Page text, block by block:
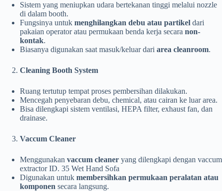
Sistem yang meniupkan udara bertekanan tinggi melalui nozzle
di dalam booth.
Fungsinya untuk menghilangkan debu atau partikel dari
pakaian operator atau permukaan benda kerja secara non-
kontak.
Biasanya digunakan saat masuk/keluar dari area cleanroom.
Cleaning Booth System
Ruang tertutup tempat proses pembersihan dilakukan.
Mencegah penyebaran debu, chemical, atau cairan ke luar area.
Bisa dilengkapi sistem ventilasi, HEPA filter, exhaust fan, dan
drainase.
Vaccum Cleaner
Menggunakan vaccum cleaner yang dilengkapi dengan vaccum
extractor ID. 35 Wet Hand Sofa
Digunakan untuk membersihkan permukaan peralatan atau
komponen secara langsung.